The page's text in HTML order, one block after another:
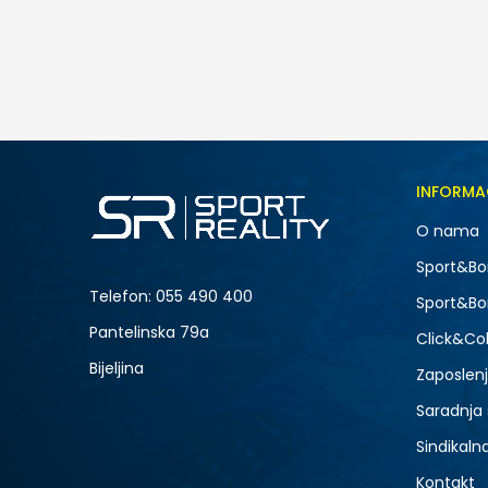
S
Telefon: 055 490 400
Pantelinska 79a
Bijeljina
O nama
Kontakt